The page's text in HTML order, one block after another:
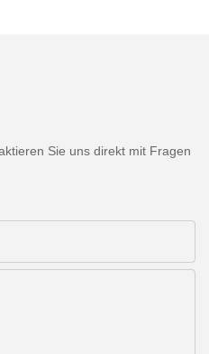
Sie uns direkt mit Fragen